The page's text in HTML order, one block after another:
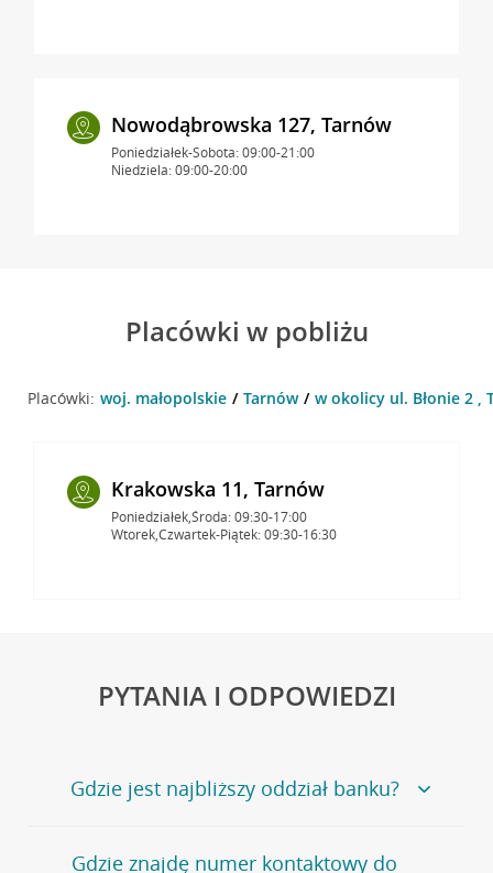
Nowodąbrowska 127, Tarnów
Poniedziałek-Sobota: 09:00-21:00
Niedziela: 09:00-20:00
Placówki w pobliżu
Placówki: woj. małopolskie Tarnów w okolicy ul. Błonie 2 ,
Krakowska 11, Tarnów
Poniedziałek,Środa: 09:30-17:00
Wtorek,Czwartek-Piątek: 09:30-16:30
PYTANIA I ODPOWIEDZI
Gdzie jest najbliższy oddział banku?
Jeśli szukasz oddziału naszego banku, zapraszamy na
Gdzie znajdę numer kontaktowy do